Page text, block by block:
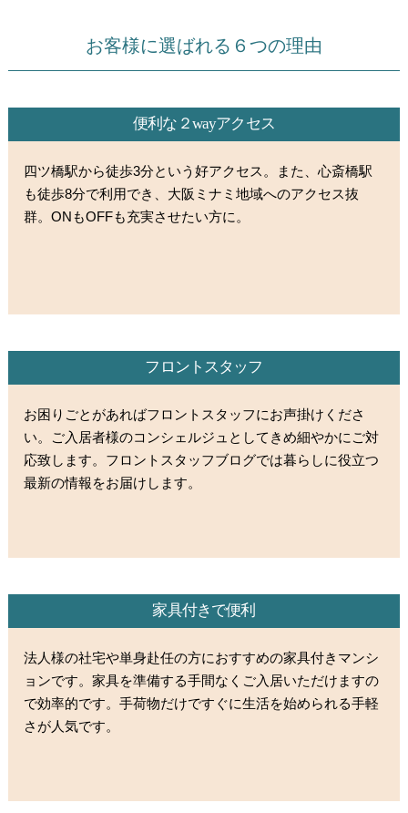
お客様に選ばれる６つの理由
便利な２wayアクセス
四ツ橋駅から徒歩3分という好アクセス。また、心斎橋駅
も徒歩8分で利用でき、大阪ミナミ地域へのアクセス抜
群。ONもOFFも充実させたい方に。
フロントスタッフ
お困りごとがあればフロントスタッフにお声掛けくださ
い。ご入居者様のコンシェルジュとしてきめ細やかにご対
応致します。フロントスタッフブログでは暮らしに役立つ
最新の情報をお届けします。
家具付きで便利
法人様の社宅や単身赴任の方におすすめの家具付きマンシ
ョンです。家具を準備する手間なくご入居いただけますの
で効率的です。手荷物だけですぐに生活を始められる手軽
さが人気です。